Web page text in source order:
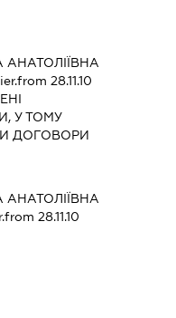
28.11.10
У ТОМУ
ДОГОВОРИ
28.11.10